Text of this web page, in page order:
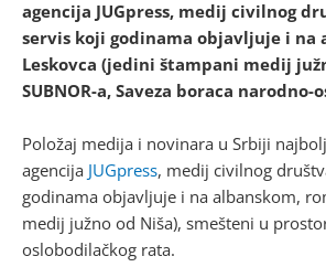
agencija JUGpress, medij civilnog
servis koji godinama objavljuje i na
Leskovca (jedini štampani medij
SUBNOR-a, Saveza boraca
Položaj medija i novinara u Srbiji
agencija JUGpress, medij civilnog
godinama objavljuje i na albanskom,
medij južno od Niša), smešteni u
oslobodilačkog rata.